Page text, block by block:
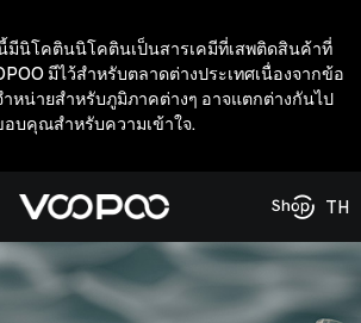
นิโคตินนิโคตินเป็นสารเคมีที่เสพติดสินค้าที่
มีไว้สำหรับตลาดต่างประเทศเนื่องจากข้อ
น่ายสำหรับภูมิภาคต่างๆ อาจแตกต่างกันไป
อบคุณสำหรับความเข้าใจ.
TH